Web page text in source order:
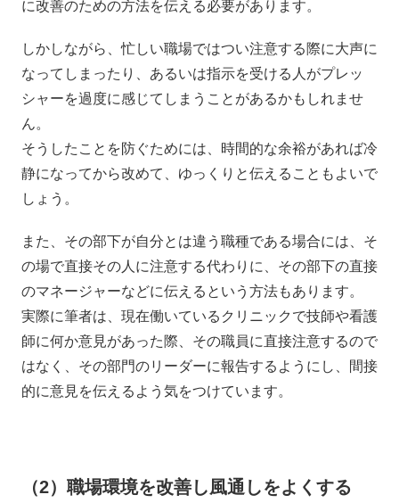
に改善のための方法を伝える必要があります。
しかしながら、忙しい職場ではつい注意する際に大声に
なってしまったり、あるいは指示を受ける人がプレッ
シャーを過度に感じてしまうことがあるかもしれませ
ん。
そうしたことを防ぐためには、時間的な余裕があれば冷
静になってから改めて、ゆっくりと伝えることもよいで
しょう。
また、その部下が自分とは違う職種である場合には、そ
の場で直接その人に注意する代わりに、その部下の直接
のマネージャーなどに伝えるという方法もあります。
実際に筆者は、現在働いているクリニックで技師や看護
師に何か意見があった際、その職員に直接注意するので
はなく、その部門のリーダーに報告するようにし、間接
的に意見を伝えるよう気をつけています。
（2）職場環境を改善し風通しをよくする